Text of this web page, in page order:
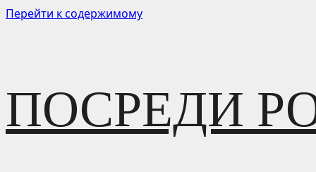
Перейти к содержимому
ПОСРЕДИ